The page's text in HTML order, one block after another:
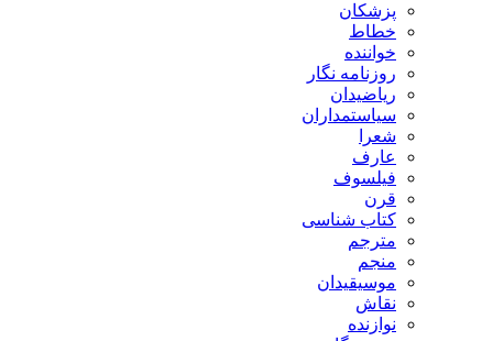
پزشکان
خطاط
خواننده
روزنامه نگار
ریاضیدان
سیاستمداران
شعرا
عارف
فیلسوف
قرن
کتاب شناسی
مترجم
منجم
موسیقیدان
نقاش
نوازنده